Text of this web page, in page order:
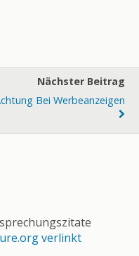
Nächster Beitrag
Bei Werbeanzeigen
verlinkt